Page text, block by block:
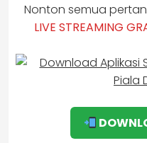
Nonton semua
LIVE STREAMING